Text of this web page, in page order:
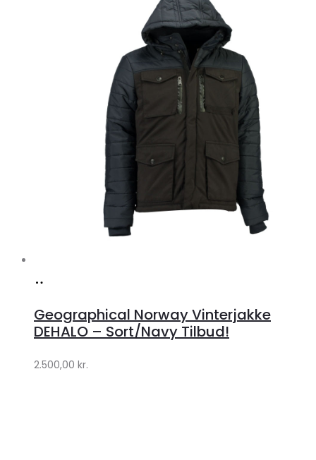
Klædeskabet.dk
Geographical Norway Vinterjakke
DEHALO – Sort/Navy Tilbud!
2.500,00 kr.